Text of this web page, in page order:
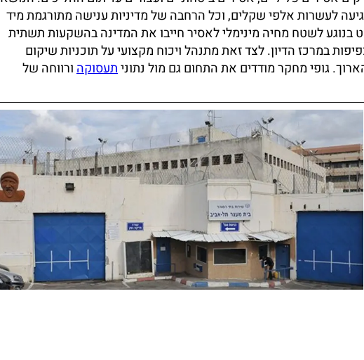
לעשרות אלפי שקלים, וכל הרחבה של מדיניות ענישה מתורגמת מיד
בנוגע לשטח מחיה מינימלי לאסיר חייבו את המדינה בהשקעות תשתית
במרכז הדיון. לצד זאת מתנהל ויכוח מקצועי על תוכניות שיקום
גופי מחקר מודדים את התחום גם מול נתוניתעסוקהורווחה של